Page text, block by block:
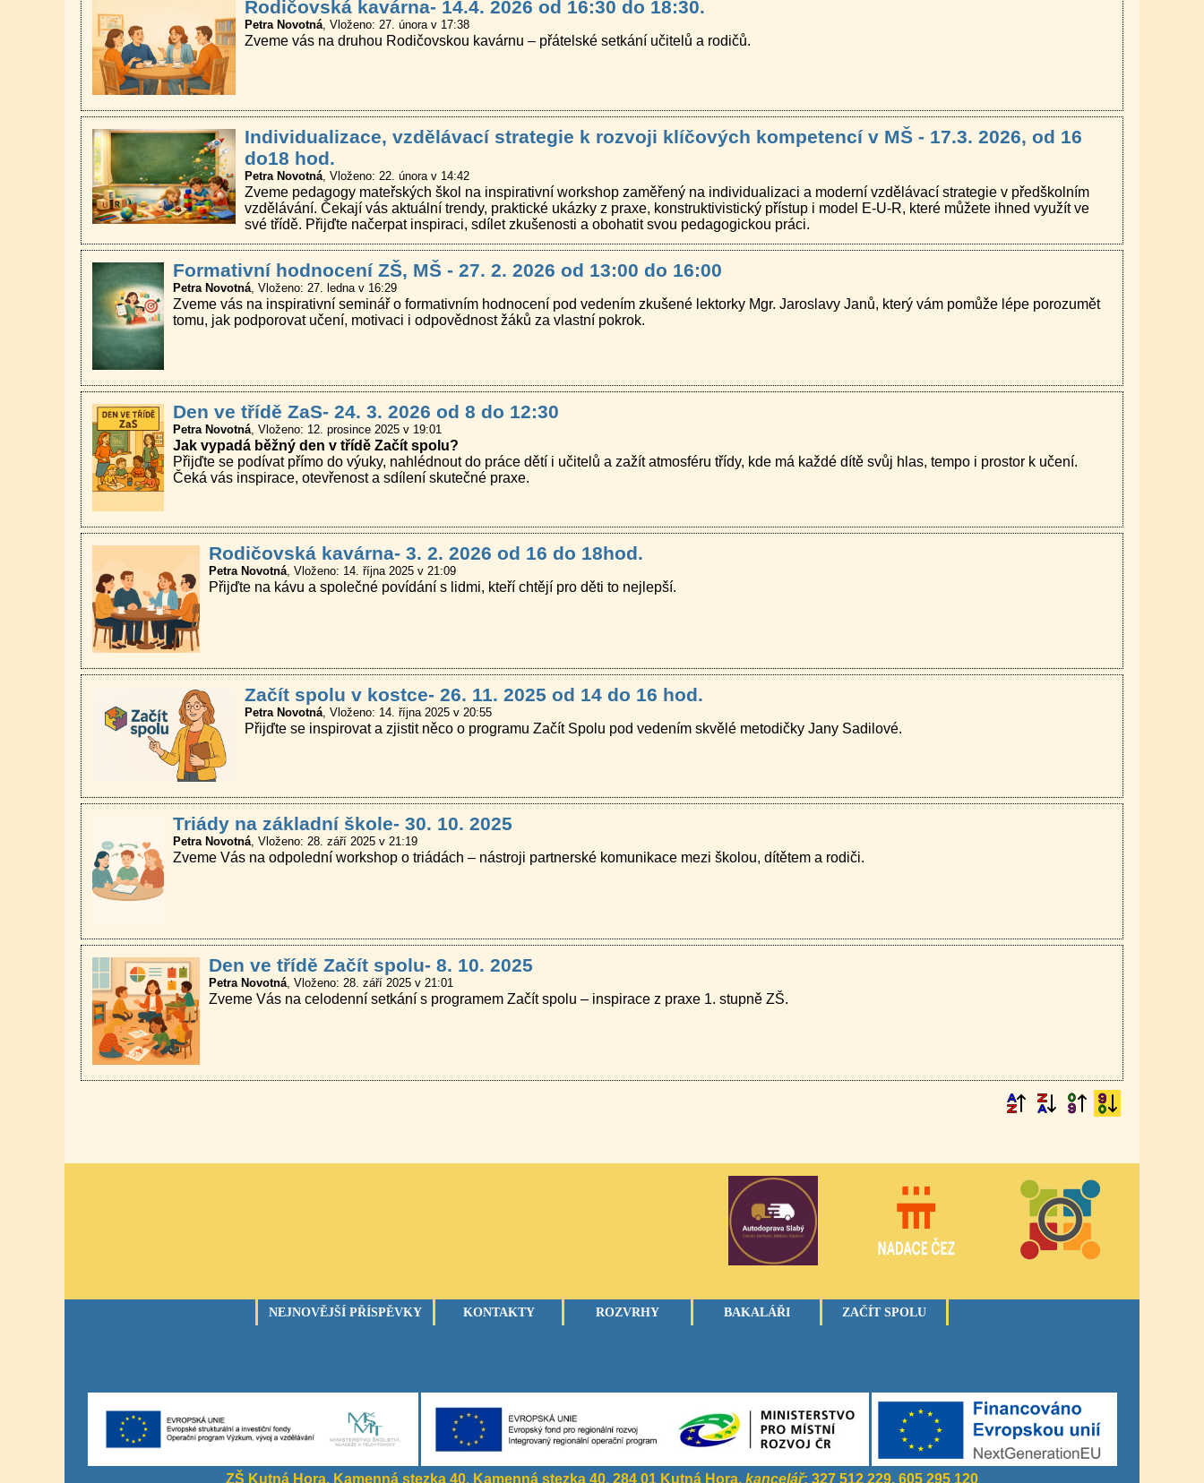
Rodičovská kavárna- 14.4. 2026 od 16:30 do 18:30.
Petra Novotná Vloženo: 27. února v 17:38
Zveme vás na druhou Rodičovskou kavárnu – přátelské setkání učitelů a rodičů.
Individualizace, vzdělávací strategie k rozvoji klíčových kompetencí v MŠ - 17.3. 2026, od 16
do18 hod.
Petra Novotná Vloženo: 22. února v 14:42
Zveme pedagogy mateřských škol na inspirativní workshop zaměřený na individualizaci a moderní vzdělávací strategie v předškolním
vzdělávání. Čekají vás aktuální trendy, praktické ukázky z praxe, konstruktivistický přístup i model E-U-R, které můžete ihned využít ve
své třídě. Přijďte načerpat inspiraci, sdílet zkušenosti a obohatit svou pedagogickou práci.
Formativní hodnocení ZŠ, MŠ - 27. 2. 2026 od 13:00 do 16:00
Petra Novotná Vloženo: 27. ledna v 16:29
Zveme vás na inspirativní seminář o formativním hodnocení pod vedením zkušené lektorky Mgr. Jaroslavy Janů, který vám pomůže lépe porozumět
tomu, jak podporovat učení, motivaci i odpovědnost žáků za vlastní pokrok.
Den ve třídě ZaS- 24. 3. 2026 od 8 do 12:30
Petra Novotná Vloženo: 12. prosince 2025 v 19:01
Jak vypadá běžný den v třídě Začít spolu?
Přijďte se podívat přímo do výuky, nahlédnout do práce dětí i učitelů a zažít atmosféru třídy, kde má každé dítě svůj hlas, tempo i prostor k učení.
Čeká vás inspirace, otevřenost a sdílení skutečné praxe.
Rodičovská kavárna- 3. 2. 2026 od 16 do 18hod.
Petra Novotná Vloženo: 14. října 2025 v 21:09
Přijďte na kávu a společné povídání s lidmi, kteří chtějí pro děti to nejlepší.
Začít spolu v kostce- 26. 11. 2025 od 14 do 16 hod.
Petra Novotná Vloženo: 14. října 2025 v 20:55
Přijďte se inspirovat a zjistit něco o programu Začít Spolu pod vedením skvělé metodičky Jany Sadilové.
Triády na základní škole- 30. 10. 2025
Petra Novotná Vloženo: 28. září 2025 v 21:19
Zveme Vás na odpolední workshop o triádách – nástroji partnerské komunikace mezi školou, dítětem a rodiči.
Den ve třídě Začít spolu- 8. 10. 2025
Petra Novotná Vloženo: 28. září 2025 v 21:01
Zveme Vás na celodenní setkání s programem Začít spolu – inspirace z praxe 1. stupně ZŠ.
NEJNOVĚJŠÍ PŘÍSPĚVKY KONTAKTY ROZVRHY BAKALÁŘI ZAČÍT SPOLU
ZŠ Kutná Hora, Kamenná stezka 40, Kamenná stezka 40, 284 01 Kutná Hora, kancelář: 327 512 229, 605 295 120